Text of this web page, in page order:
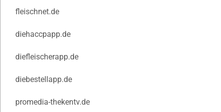
fleischnet.de
diehaccpapp.de
diefleischerapp.de
diebestellapp.de
promedia-thekentv.de